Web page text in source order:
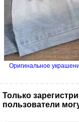
Оригинальное
Только
пользователи